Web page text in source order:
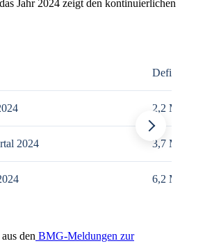
Jahr 2024 zeigt den kontinuierlichen
Defizit
2,2 Mrd. €
2024 3,7 Mrd. €
6,2 Mrd. €
den BMG-Meldungen zur